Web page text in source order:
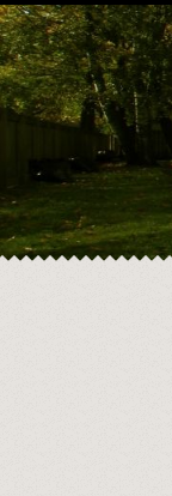
Menüü
Galerii